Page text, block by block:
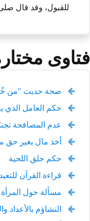
للقبول، وقد قال
فتاوى
صحة حديث "من
حكم العامل الذي
عدم المصافحة
أخذ مال بغير حق
حكم حلق اللحية
قراءة القرآن
مسألة حول المرأة
التشاؤم بالأعداد